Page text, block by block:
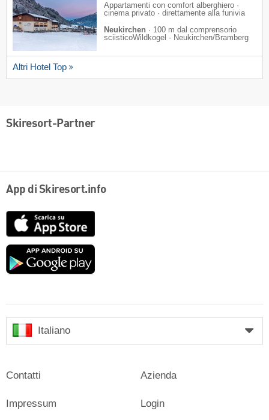
Appartamenti con comfort alberghiero ·
cinema privato · direttamente alla funivia
Neukirchen · 100 m dal comprensorio
sciisticoWildkogel - Neukirchen/​Bramberg
Altri Hotel Top
Skiresort-Partner
App di Skiresort.info
Google
Italiano
Contatti
Impressum
Azienda
Login